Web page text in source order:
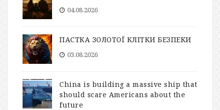
04.08.2026
ПАСТКА ЗОЛОТОЇ КЛІТКИ БЕЗПЕКИ
03.08.2026
China is building a massive ship that
should scare Americans about the
future